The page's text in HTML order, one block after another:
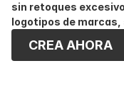
sin retoques
logotipos de
CREA AHORA